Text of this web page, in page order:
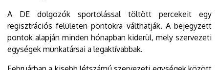
A DE dolgozók sportolással töltött percekeit egy
regisztrációs felületen pontokra válthatják. A bejegyzett
pontok alapján minden hónapban kiderül, mely szervezeti
egységek munkatársai a legaktívabbak.